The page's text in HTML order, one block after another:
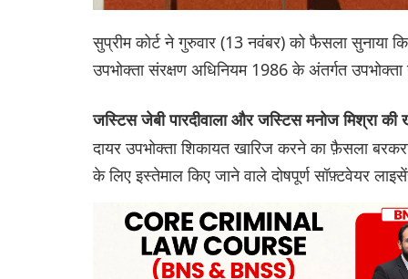
सुप्रीम कोर्ट ने गुरुवार (13 नवंबर) को फैसला सुनाया
उपभोक्ता संरक्षण अधिनियम 1986 के अंतर्गत
जस्टिस जेबी पारदीवाला और जस्टिस मनोज मिश्रा
दायर उपभोक्ता शिकायत खारिज करने का फ़ैसला
के लिए इस्तेमाल किए जाने वाले दोषपूर्ण सॉफ़्टवेयर